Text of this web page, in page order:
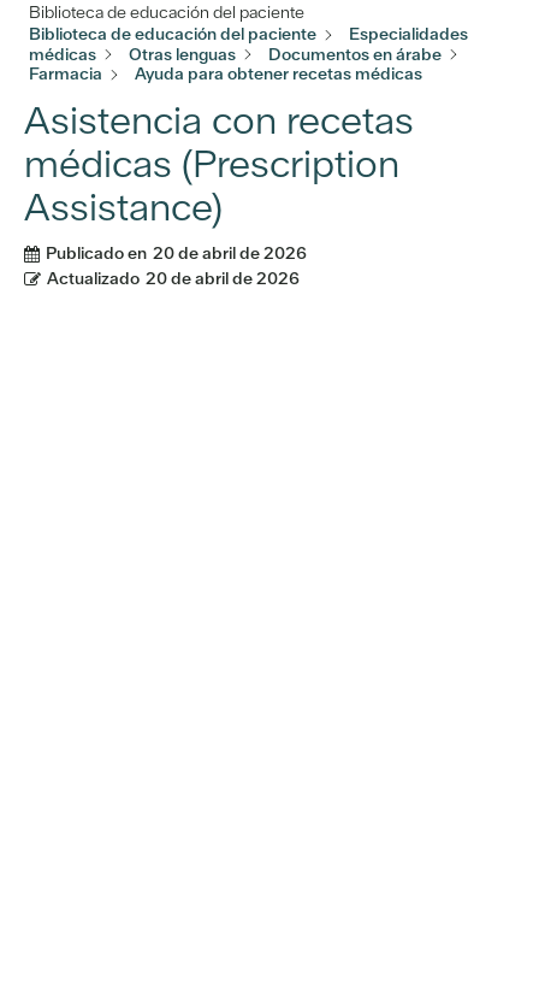
Biblioteca de educación del paciente
Biblioteca de educación del paciente
Especialidades
médicas
Otras lenguas
Documentos en árabe
Farmacia
Ayuda para obtener recetas médicas
Asistencia con recetas
médicas (Prescription
Assistance)
Publicado en 20 de abril de 2026
Actualizado 20 de abril de 2026